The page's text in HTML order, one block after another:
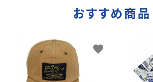
おすすめ商品
favorite